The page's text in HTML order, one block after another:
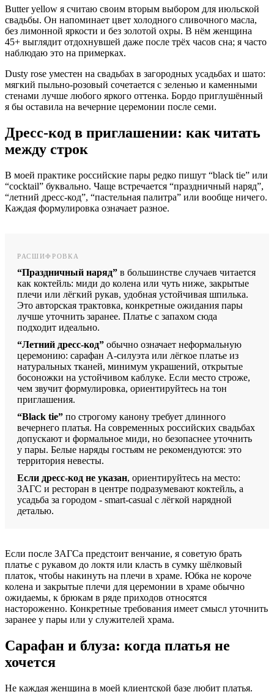
Butter yellow я считаю своим вторым выбором для июльской
свадьбы. Он напоминает цвет холодного сливочного масла,
без лимонной яркости и без золотой охры. В нём женщина
45+ выглядит отдохнувшей даже после трёх часов сна; я часто
наблюдаю это на примерках.
Dusty rose уместен на свадьбах в загородных усадьбах и шато:
мягкий пыльно-розовый сочетается с зеленью и каменными
стенами лучше любого яркого оттенка. Бордо приглушённый
я бы оставила на вечерние церемонии после семи.
Дресс-код в приглашении: как читать
между строк
В моей практике российские пары редко пишут “black tie” или
“cocktail” буквально. Чаще встречается “праздничный наряд”,
“летний дресс-код”, “пастельная палитра” или вообще ничего.
Каждая формулировка означает разное.
РАСШИФРОВКА
“Праздничный наряд” в большинстве случаев читается
как коктейль: миди до колена или чуть ниже, закрытые
плечи или лёгкий рукав, удобная устойчивая шпилька.
Это авторская трактовка, конкретные ожидания пары
лучше уточнить заранее. Платье с запахом сюда
подходит идеально.
“Летний дресс-код” обычно означает неформальную
церемонию: сарафан А-силуэта или лёгкое платье из
натуральных тканей, минимум украшений, открытые
босоножки на устойчивом каблуке. Если место строже,
чем звучит формулировка, ориентируйтесь на тон
приглашения.
“Black tie” по строгому канону требует длинного
вечернего платья. На современных российских свадьбах
допускают и формальное миди, но безопаснее уточнить
у пары. Белые наряды гостьям не рекомендуются: это
территория невесты.
Если дресс-код не указан, ориентируйтесь на место:
ЗАГС и ресторан в центре подразумевают коктейль, а
усадьба за городом - smart-casual с лёгкой нарядной
деталью.
Если после ЗАГСа предстоит венчание, я советую брать
платье с рукавом до локтя или класть в сумку шёлковый
платок, чтобы накинуть на плечи в храме. Юбка не короче
колена и закрытые плечи для церемонии в храме обычно
ожидаемы, к брюкам в ряде приходов относятся
настороженно. Конкретные требования имеет смысл уточнить
заранее у пары или у служителей храма.
Сарафан и блуза: когда платья не
хочется
Не каждая женщина в моей клиентской базе любит платья.